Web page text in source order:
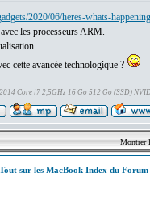
2020/06/heres-whats-
les processeurs ARM.
cette avancée technologique ?
Core i7 2,5GHz 16 Go 512 Go (SSD)
Montrer
Tout sur les MacBook Index du Forum